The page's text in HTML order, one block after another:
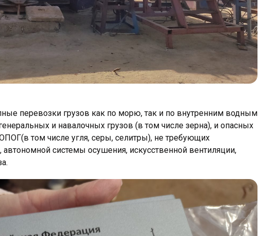
перевозки грузов как по морю, так и по внутренним водным
и навалочных грузов (в том числе зерна), и опасных
том числе угля, серы, селитры), не требующих
системы осушения, искусственной вентиляции,